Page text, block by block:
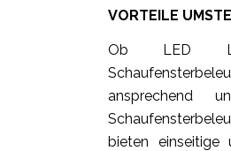
VORTEILE
Ob LED
ansprechend
bieten einseitige